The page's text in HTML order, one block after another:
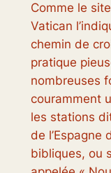
Comme le
Vatican
chemin de
pratique
nombreuses
couramment
les stations
de l’Espagne
bibliques, ou